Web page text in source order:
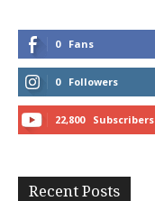
0 Fans
0 Followers
22,800 Subscribers
Recent Posts